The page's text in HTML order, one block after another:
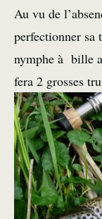
Au vu de
perfectionner sa
nymphe à bille
fera 2 grosses